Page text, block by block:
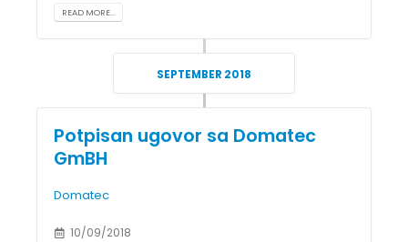
READ MORE...
SEPTEMBER 2018
Potpisan ugovor sa Domatec
GmBH
Domatec
10/09/2018